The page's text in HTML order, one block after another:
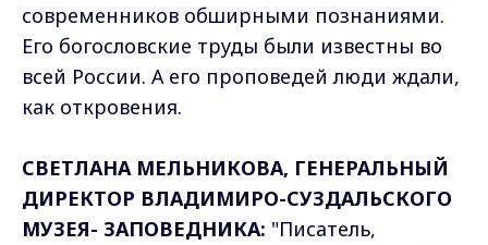
современников обширными познаниями.
Его богословские труды были известны во
всей России. А его проповедей люди ждали,
как откровения.
СВЕТЛАНА МЕЛЬНИКОВА, ГЕНЕРАЛЬНЫЙ
ДИРЕКТОР ВЛАДИМИРО-СУЗДАЛЬСКОГО
МУЗЕЯ- ЗАПОВЕДНИКА: "Писатель,